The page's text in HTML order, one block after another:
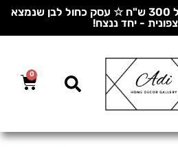
☆ משלוח חינם בקנייה מעל 300 ש"ח ☆ עסק כחול לבן שנמצא
- יחד ננצח!
0